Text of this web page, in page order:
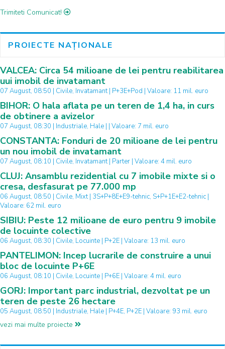
Trimiteti Comunicat!
PROIECTE NAȚIONALE
VALCEA: Circa 54 milioane de lei pentru reabilitarea
uui imobil de invatamant
07 August, 08:50 | Civile, Invatamant | P+3E+Pod | Valoare: 11 mil. euro
BIHOR: O hala aflata pe un teren de 1,4 ha, in curs
de obtinere a avizelor
07 August, 08:30 | Industriale, Hale | | Valoare: 7 mil. euro
CONSTANTA: Fonduri de 20 milioane de lei pentru
un nou imobil de invatamant
07 August, 08:10 | Civile, Invatamant | Parter | Valoare: 4 mil. euro
CLUJ: Ansamblu rezidential cu 7 imobile mixte si o
cresa, desfasurat pe 77.000 mp
06 August, 08:50 | Civile, Mixt | 3S+P+8E+E9-tehnic, S+P+1E+E2-tehnic |
Valoare: 62 mil. euro
SIBIU: Peste 12 milioane de euro pentru 9 imobile
de locuinte colective
06 August, 08:30 | Civile, Locuinte | P+2E | Valoare: 13 mil. euro
PANTELIMON: Incep lucrarile de construire a unui
bloc de locuinte P+6E
06 August, 08:10 | Civile, Locuinte | P+6E | Valoare: 4 mil. euro
GORJ: Important parc industrial, dezvoltat pe un
teren de peste 26 hectare
05 August, 08:50 | Industriale, Hale | P+4E, P+2E | Valoare: 93 mil. euro
vezi mai multe proiecte